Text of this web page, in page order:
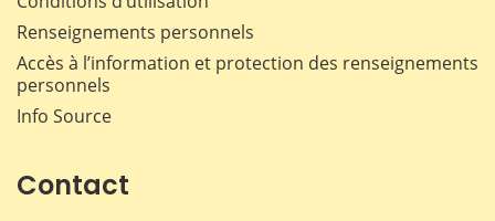
Renseignements personnels
Accès à l’information et protection des renseignements
personnels
Info Source
Contact